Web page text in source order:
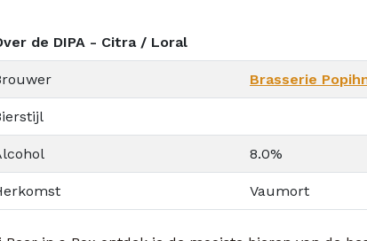
de DIPA - Citra / Loral
Brasserie
8.0%
Vaumort